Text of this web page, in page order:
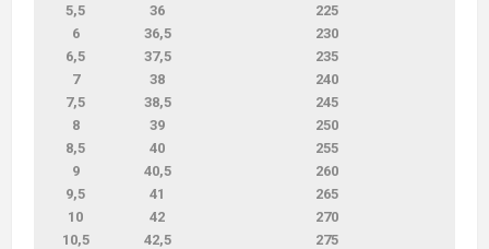
5,5
36
225
6
36,5
230
6,5
37,5
235
7
38
240
7,5
38,5
245
8
39
250
8,5
40
255
9
40,5
260
9,5
41
265
10
42
270
10,5
42,5
275